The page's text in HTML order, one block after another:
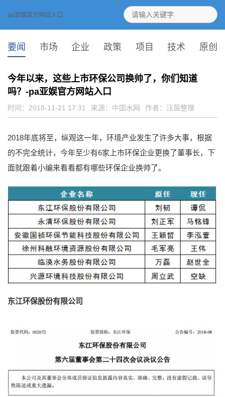
pa亚娱官方网站入口
要闻 市场 企业 政策 项目 技术 原创
今年以来，这些上市环保公司换帅了，你们知道
吗？-pa亚娱官方网站入口
时间：2018-11-21 17:31 来源： 中国水网 作者：汪茵整理
2018年底将至，纵观这一年，环境产业发生了许多大事，根据
的不完全统计，今年至少有6家上市环保企业更换了董事长，下
面就跟着小编来看看都有哪些环保企业换帅了。
东江环保股份有限公司